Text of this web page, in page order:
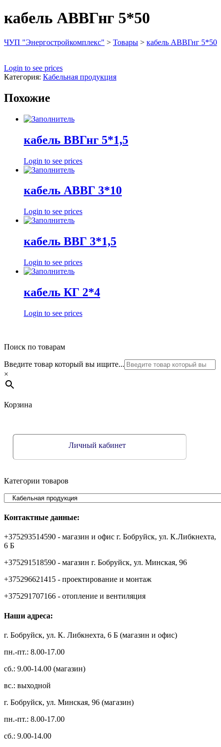
кабель АВВГнг 5*50
ЧУП "Энергостройкомплекс" > Товары > кабель АВВГнг 5*50
Login to see prices
Категория: Кабельная продукция
Похожие
кабель ВВГнг 5*1,5
Login to see prices
кабель АВВГ 3*10
Login to see prices
кабель ВВГ 3*1,5
Login to see prices
кабель КГ 2*4
Login to see prices
Поиск по товарам
Введите товар который вы ищите...
×
Корзина
Личный кабинет
Категории товаров
Контактные данные:
+375293514590 - магазин и офис г. Бобруйск, ул. К.Либкнехта,
6 Б
+375291518590 - магазин г. Бобруйск, ул. Минская, 96
+375296621415 - проектирование и монтаж
+375291707166 - отопление и вентиляция
Наши адреса:
г. Бобруйск, ул. К. Либкнехта, 6 Б (магазин и офис)
пн.-пт.: 8.00-17.00
сб.: 9.00-14.00 (магазин)
вс.: выходной
г. Бобруйск, ул. Минская, 96 (магазин)
пн.-пт.: 8.00-17.00
сб.: 9.00-14.00